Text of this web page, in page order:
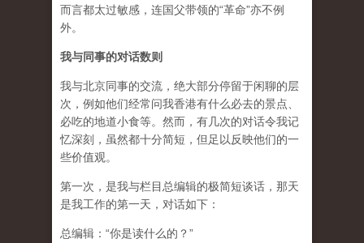
而言都太过敏感，连国父带领的“革命”亦不例
外。
我与同事的对话数则
我与北京同事的交流，绝大部分停留于闲聊的层
次，例如他们经常问我香港有什么必去的景点、
必吃的地道小食等。然而，有几次的对话令我记
忆深刻，虽然都十分简短，但足以反映他们的一
些价值观。
第一次，是我与栏目总编辑的极简短谈话，那天
是我工作的第一天，对话如下：
总编辑：“你是读什么的？”